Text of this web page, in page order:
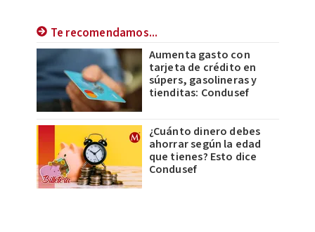
Te recomendamos...
Aumenta gasto con
tarjeta de crédito en
súpers, gasolineras y
tienditas: Condusef
¿Cuánto dinero debes
ahorrar según la edad
que tienes? Esto dice
Condusef